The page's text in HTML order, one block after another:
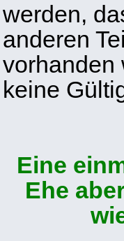
werden,
anderen
vorhanden
keine
Eine
Ehe